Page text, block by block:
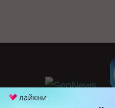
ПЕРЕЙТИ НА